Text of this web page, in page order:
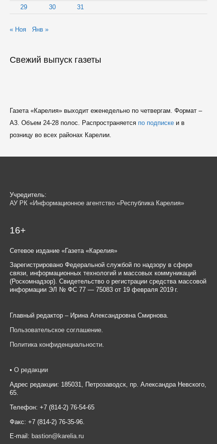
29
30 31
« Ноя Янв »
Свежий выпуск газеты
Газета «Карелия» выходит еженедельно по четвергам. Формат –
A3. Объем 24-28 полос. Распространяется по подпискеи в
розницу во всех районах Карелии.
Учредитель:
АУ РК «Информационное агентство «Республика Карелия»
16+
Сетевое издание «Газета «Карелия»
Зарегистрировано Федеральной службой по надзору в сфере
связи, информационных технологий и массовых коммуникаций
(Роскомнадзор). Свидетельство о регистрации средства массовой
информации ЭЛ № ФС 77 — 75083 от 19 февраля 2019 г.
Главный редактор – Ирина Александровна Смирнова.
Пользовательское соглашение
Политика конфиденциальности
• О редакции
Адрес редакции: 185031, Петрозаводск, пр. Александра Невского,
65.
Телефон: +7 (814-2) 76-54-65
Факс: +7 (814-2) 76-35-96.
E-mail: bastion@karelia.ru